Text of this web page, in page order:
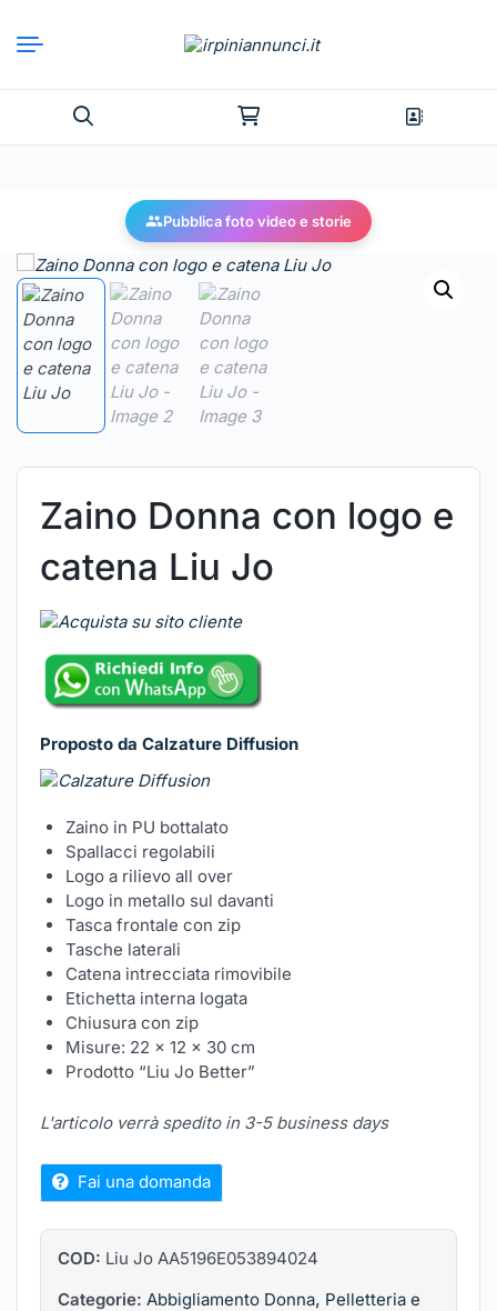
Pubblica foto video e storie
Zaino Donna con logo e
catena Liu Jo
Proposto da Calzature Diffusion
Zaino in PU bottalato
Spallacci regolabili
Logo a rilievo all over
Logo in metallo sul davanti
Tasca frontale con zip
Tasche laterali
Catena intrecciata rimovibile
Etichetta interna logata
Chiusura con zip
Misure: 22 x 12 x 30 cm
Prodotto “Liu Jo Better”
L'articolo verrà spedito in 3-5 business days
Fai una domanda
COD: Liu Jo AA5196E053894024
Categorie: Abbigliamento Donna, Pelletteria e